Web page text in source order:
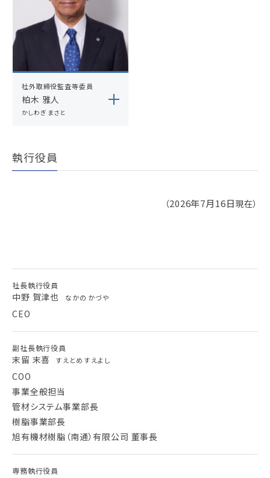
社外取締役監査等委員
柏木 雅人
かしわぎ まさと
執行役員
（2026年7月16日現在）
社長執行役員
中野 賀津也 なかの かづや
CEO
副社長執行役員
末留 末喜 すえとめ すえよし
COO
事業全般担当
管材システム事業部長
樹脂事業部長
旭有機材樹脂（南通）有限公司 董事長
専務執行役員